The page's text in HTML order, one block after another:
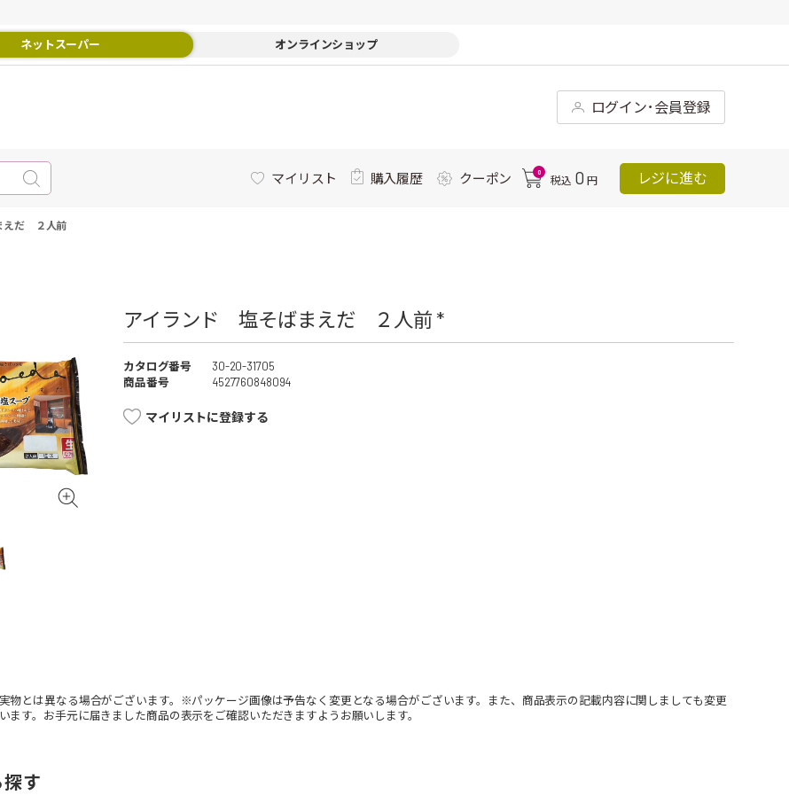
ネットスーパー オンラインショップ
ログイン･会員登録
マイリスト 購入履歴 クーポン 0
税込 0 円 レジに進む
えだ ２人前
アイランド 塩そばまえだ ２人前 *
カタログ番号
30-20-31705
商品番号
4527760848094
マイリストに登録する
物とは異なる場合がございます。※パッケージ画像は予告なく変更となる場合がございます。また、商品表示の記載内容に関しましても変更
ます。お手元に届きました商品の表示をご確認いただきますようお願いします。
す